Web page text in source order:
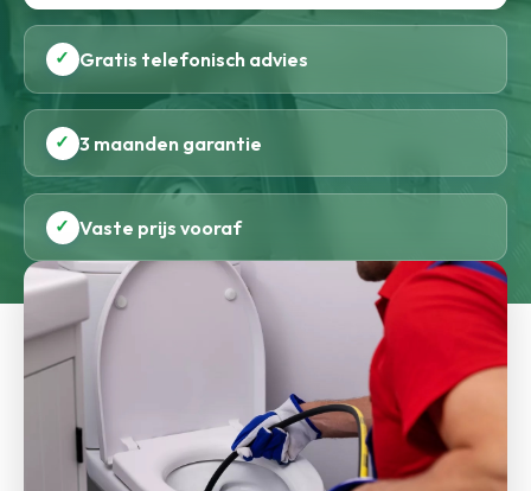
✓ Gratis telefonisch advies
✓ 3 maanden garantie
✓ Vaste prijs vooraf